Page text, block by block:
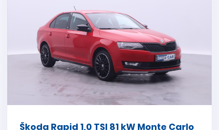
Škoda Rapid 1,0 TSI 81 kW Monte Carlo